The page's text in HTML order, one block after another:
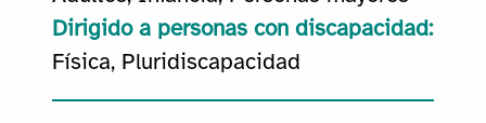
Dirigido a personas con discapacidad:
Física, Pluridiscapacidad